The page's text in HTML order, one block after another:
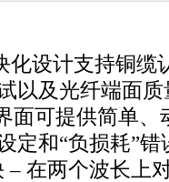
化设计支持铜缆
以及光纤端面
面可提供简单
定和“负损耗”错
– 在两个波长上